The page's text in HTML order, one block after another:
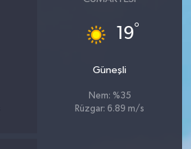
19°
Güneşli
Nem: %35
Rüzgar: 6.89 m/s